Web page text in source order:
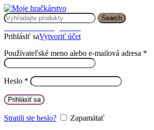
Search
Prihlásiť saVytvoriť účet
Používateľské meno alebo e-mailová adresa *
Heslo *
Prihlásiť sa
Stratili ste heslo?
Zapamätať